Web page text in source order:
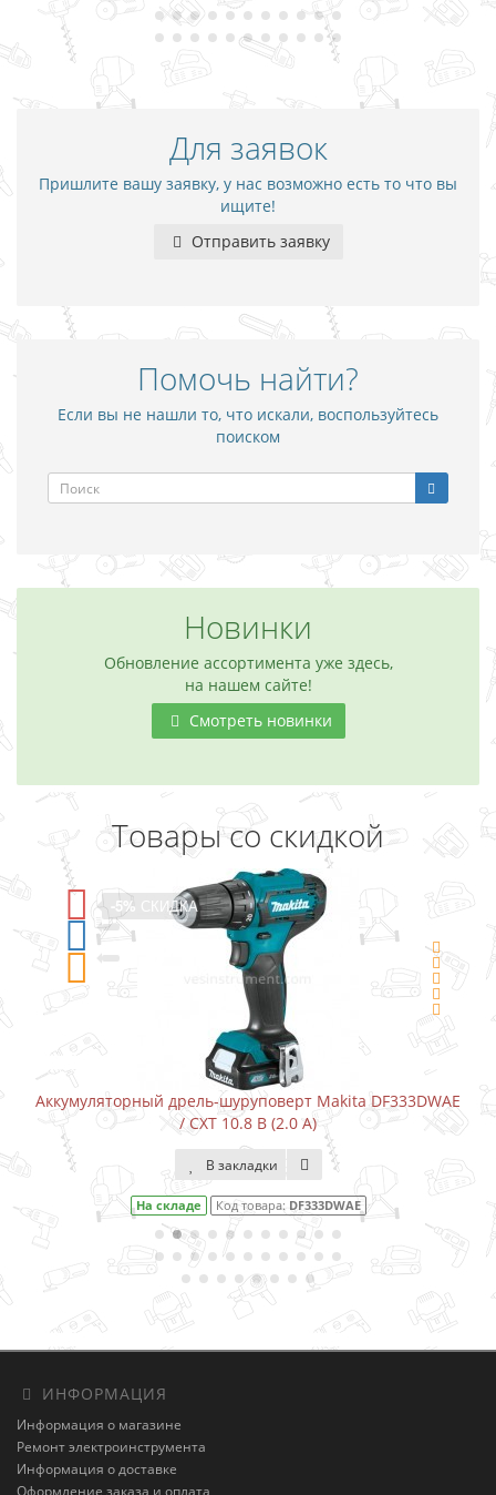
Для заявок
Пришлите вашу заявку, у нас возможно есть то что вы
ищите!
Отправить заявку
Помочь найти?
Если вы не нашли то, что искали, воспользуйтесь
поиском
Новинки
Обновление ассортимента уже здесь,
на нашем сайте!
Смотреть новинки
Товары со скидкой
-5% СКИДКА
Аккумуляторный дрель-шуруповерт Makita DF333DWAE
/ CXT 10.8 В (2.0 А)
В закладки
На складе Код товара: DF333DWAE
ИНФОРМАЦИЯ
Информация о магазине
Ремонт электроинструмента
Информация о доставке
Оформление заказа и оплата